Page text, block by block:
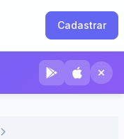
Cadastrar